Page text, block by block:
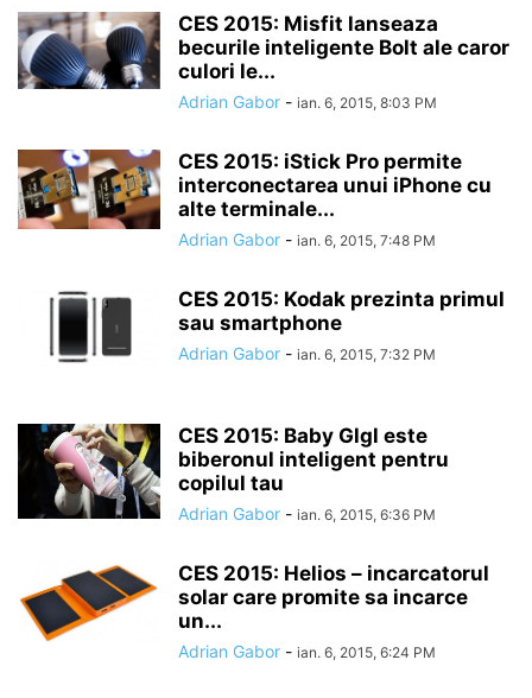
CES 2015: Misfit lanseaza
becurile inteligente Bolt ale caror
culori le...
Adrian Gabor - ian. 6, 2015, 8:03 PM
CES 2015: iStick Pro permite
interconectarea unui iPhone cu
alte terminale...
Adrian Gabor - ian. 6, 2015, 7:48 PM
CES 2015: Kodak prezinta primul
sau smartphone
Adrian Gabor - ian. 6, 2015, 7:32 PM
CES 2015: Baby Glgl este
biberonul inteligent pentru
copilul tau
Adrian Gabor - ian. 6, 2015, 6:36 PM
CES 2015: Helios – incarcatorul
solar care promite sa incarce
un...
Adrian Gabor - ian. 6, 2015, 6:24 PM